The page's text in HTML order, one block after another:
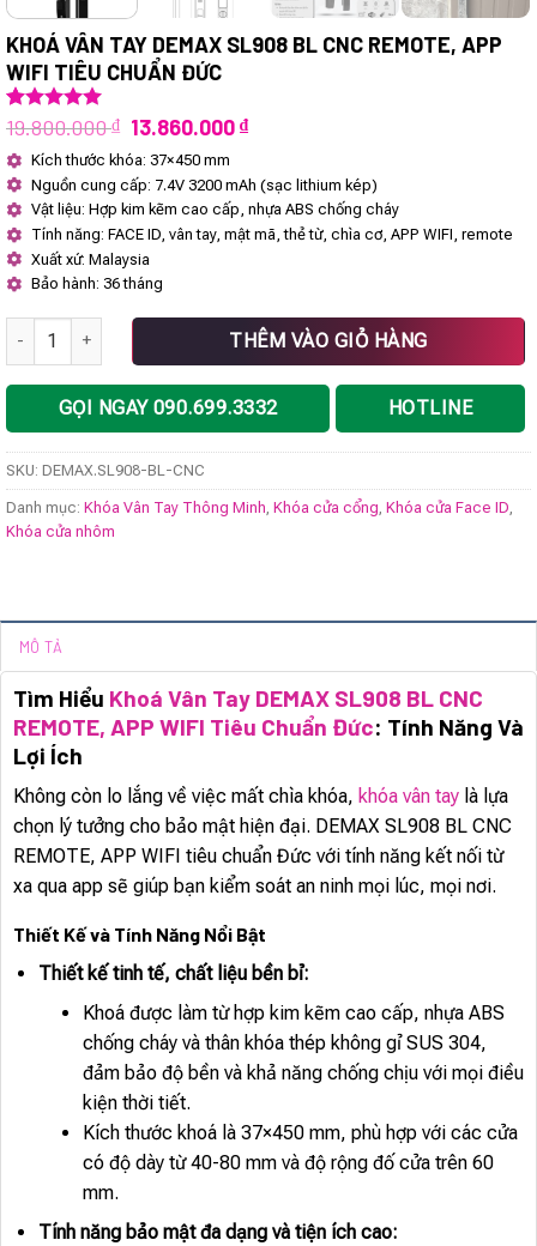
KHOÁ VÂN TAY DEMAX SL908 BL CNC REMOTE, APP
WIFI TIÊU CHUẨN ĐỨC
5.00trên 5
1
đánh giá
19.800.000₫ Giá
gốc
là:
19.800.000 ₫.
13.860.000₫Giá
là:
13.860.000 ₫.
Kích thước khóa: 37×450 mm
Nguồn cung cấp: 7.4V 3200 mAh (sạc lithium kép)
Vật liệu: Hợp kim kẽm cao cấp, nhựa ABS chống cháy
Tính năng: FACE ID, vân tay, mật mã, thẻ từ, chìa cơ, APP WIFI, remote
Xuất xứ: Malaysia
Bảo hành: 36 tháng
Khoá vân tay DEMAX SL908 BL CNC REMOTE, APP WIFI tiêu chuẩn
THÊM VÀO GIỎ HÀNG
GỌI NGAY 090.699.3332 HOTLINE
SKU: DEMAX.SL908-BL-CNC
Danh mục: Khóa Vân Tay Thông Minh Khóa cửa cổng Khóa cửa Face ID
Khóa cửa nhôm
MÔ TẢ
Tìm Hiểu Khoá Vân Tay DEMAX SL908 BL CNC
REMOTE, APP WIFI Tiêu Chuẩn Đức: Tính Năng Và
Lợi Ích
Không còn lo lắng về việc mất chìa khóa, khóa vân tay là lựa
chọn lý tưởng cho bảo mật hiện đại. DEMAX SL908 BL CNC
REMOTE, APP WIFI tiêu chuẩn Đức với tính năng kết nối từ
xa qua app sẽ giúp bạn kiểm soát an ninh mọi lúc, mọi nơi.
Thiết Kế và Tính Năng Nổi Bật
Thiết kế tinh tế, chất liệu bền bỉ:
Khoá được làm từ hợp kim kẽm cao cấp, nhựa ABS
chống cháy và thân khóa thép không gỉ SUS 304,
đảm bảo độ bền và khả năng chống chịu với mọi điều
kiện thời tiết.
Kích thước khoá là 37×450 mm, phù hợp với các cửa
có độ dày từ 40-80 mm và độ rộng đố cửa trên 60
mm.
Tính năng bảo mật đa dạng và tiện ích cao: